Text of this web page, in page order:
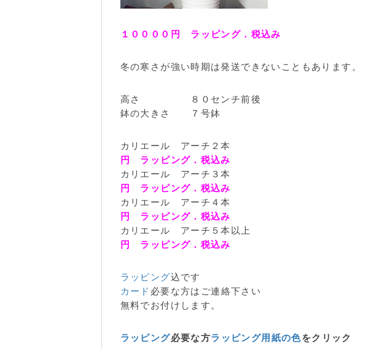
１００００円 ラッピング．税込み
冬の寒さが強い時期は発送できないこともあります。
高さ ８０センチ前後
鉢の大きさ ７号鉢
カリエール アーチ２本
円 ラッピング．税込み
カリエール アーチ３本
円 ラッピング．税込み
カリエール アーチ４本
円 ラッピング．税込み
カリエール アーチ５本以上
円 ラッピング．税込み
ラッピング込です
カード 必要な方はご連絡下さい
無料でお付けします。
ラッピング必要な方ラッピング用紙の色をクリック